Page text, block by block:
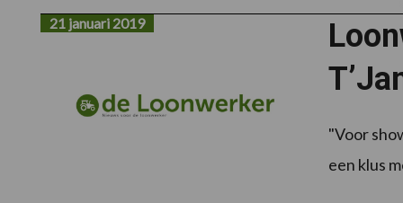
21 januari 2019
"Voor
een klus